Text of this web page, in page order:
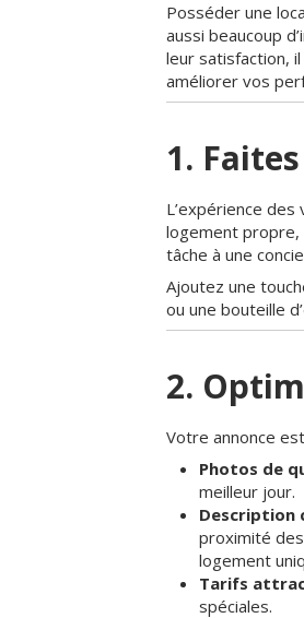
Posséder une
aussi beaucoup
leur satisfaction,
améliorer vos
1.
L’expérience
logement propre,
tâche à une
Ajoutez une
ou une bouteille
2.
Votre annonce
Photos de
meilleur jour.
Description
proximité
logement
Tarifs
spéciales.